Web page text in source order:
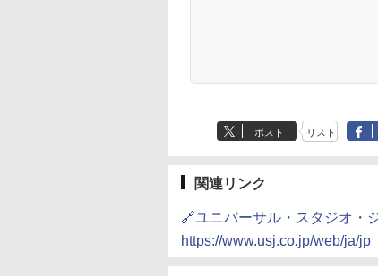
ポスト リスト
関連リンク
🔗ユニバーサル・スタジオ・
https://www.usj.co.jp/web/ja/jp